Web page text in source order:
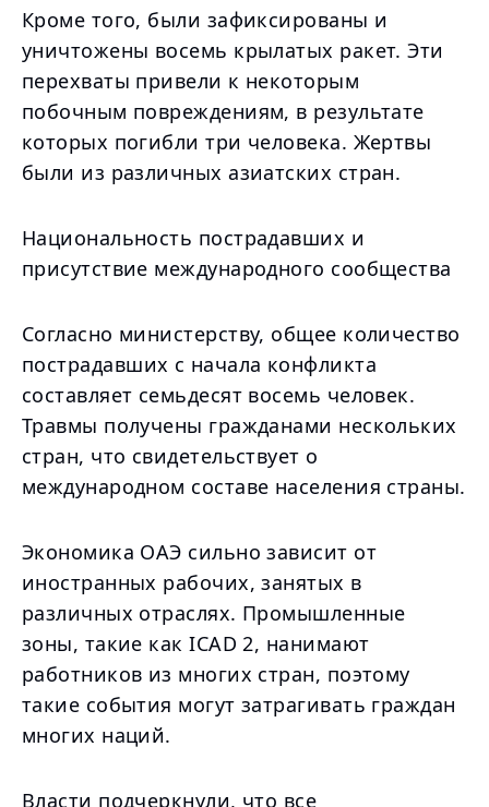
Кроме того, были зафиксированы и
уничтожены восемь крылатых ракет. Эти
перехваты привели к некоторым
побочным повреждениям, в результате
которых погибли три человека. Жертвы
были из различных азиатских стран.
Национальность пострадавших и
присутствие международного сообщества
Согласно министерству, общее количество
пострадавших с начала конфликта
составляет семьдесят восемь человек.
Травмы получены гражданами нескольких
стран, что свидетельствует о
международном составе населения страны.
Экономика ОАЭ сильно зависит от
иностранных рабочих, занятых в
различных отраслях. Промышленные
зоны, такие как ICAD 2, нанимают
работников из многих стран, поэтому
такие события могут затрагивать граждан
многих наций.
Власти подчеркнули, что все